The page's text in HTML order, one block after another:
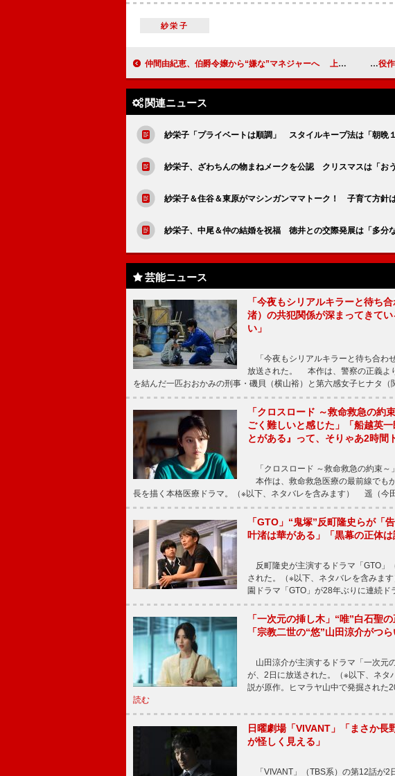
紗栄子
仲間由紀恵、伯爵令嬢から“嫌な”マネジャーへ 上から目線の役に「結構楽しかった」 戸塚
関連ニュース
紗栄子「プライベートは順調」 スタイルキープ法は「朝晩
紗栄子、ざわちんの物まねメークを公認 クリスマスは「お
紗栄子＆住谷＆東原がマシンガンママトーク！ 子育て方針
紗栄子、中尾＆仲の結婚を祝福 徳井との交際発展は「多分な
芸能ニュース
「今夜もシリアルキラーと待ち
渚）の共犯関係が深まってきて
い」
「今夜もシリアルキラーと待ち合わ
放送された。 本作は、警察の正義よ
を結んだ一匹おおかみの刑事・磯貝（横山裕）と第六感女子ヒナタ
「クロスロード ～救命救急の約
ごく難しいと感じた」「船越英
とがある』って、そりゃあ2時間
「クロスロード ～救命救急の約束～
本作は、救命救急医療の最前線でも
長を描く本格医療ドラマ。（※以下、ネタバレを含みます） 遥（今
「GTO」“鬼塚”反町隆史らが「
叶渚は華がある」「黒幕の正体は
反町隆史が主演するドラマ「GTO」
された。（※以下、ネタバレを含みま
園ドラマ「GTO」が28年ぶりに連続
「一次元の挿し木」“唯”白石聖
「宗教二世の“悠”山田涼介がつら
山田涼介が主演するドラマ「一次元
が、2日に放送された。（※以下、ネ
説が原作。ヒマラヤ山中で発掘され
読む
日曜劇場「VIVANT」「まさか
が怪しく見える」
「VIVANT」（TBS系）の第12話が